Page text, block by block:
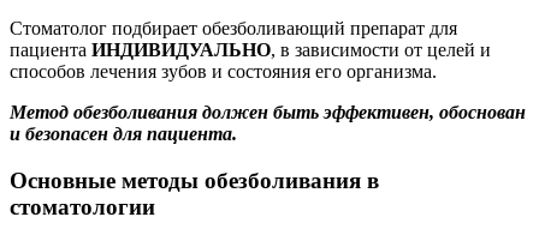
Стоматолог подбирает обезболивающий препарат для
пациента ИНДИВИДУАЛЬНО, в зависимости от целей и
способов лечения зубов и состояния его организма.
Метод обезболивания должен быть эффективен, обоснован
и безопасен для пациента.
Основные методы обезболивания в
стоматологии